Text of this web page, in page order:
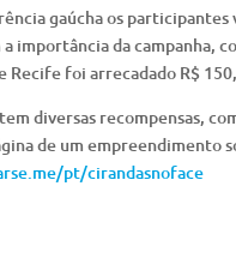
gaúcha os participantes
importância da campanha,
Recife foi arrecadado R$
diversas recompensas,
de um empreendimento
pt/cirandasnoface